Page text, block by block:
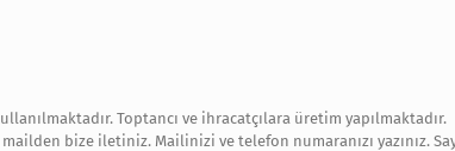
Toptancı ve ihracatçılara üretim yapılmaktadır.
bize iletiniz. Mailinizi ve telefon numaranızı yazınız.